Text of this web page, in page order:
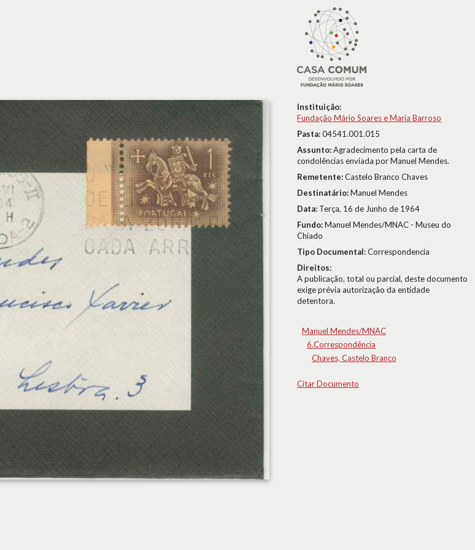
Instituição:
Fundação Mário Soares e Maria Barroso
Pasta:04541.001.015
Assunto:Agradecimento pela carta de
condolências enviada por Manuel Mendes.
Remetente:Castelo Branco Chaves
Destinatário:Manuel Mendes
Data: Terça, 16 de Junho de 1964
Fundo:Manuel Mendes/MNAC - Museu do
Chiado
Tipo Documental:Correspondencia
Direitos:
A publicação, total ou parcial, deste documento
exige prévia autorização da entidade
detentora.
Manuel Mendes/MNAC
6.Correspondência
Chaves, Castelo Branco
Citar Documento